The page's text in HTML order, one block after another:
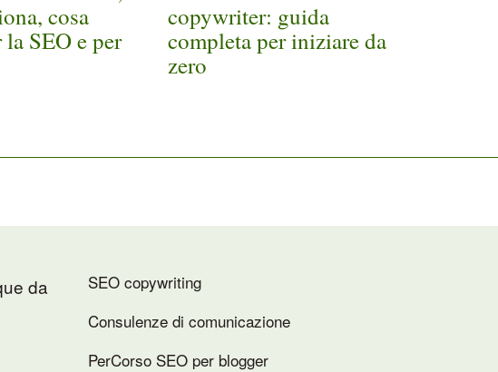
cosa
SEO e per
copywriter: guida
completa per iniziare da
zero
da
SEO copywriting
Consulenze di comunicazione
PerCorso SEO per blogger